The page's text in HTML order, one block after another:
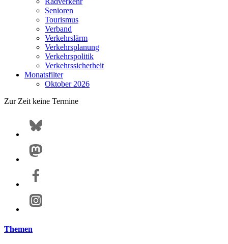
Senioren
Tourismus
Verband
Verkehrslärm
Verkehrsplanung
Verkehrspolitik
Verkehrssicherheit
Monatsfilter
Oktober 2026
Zur Zeit keine Termine
Themen